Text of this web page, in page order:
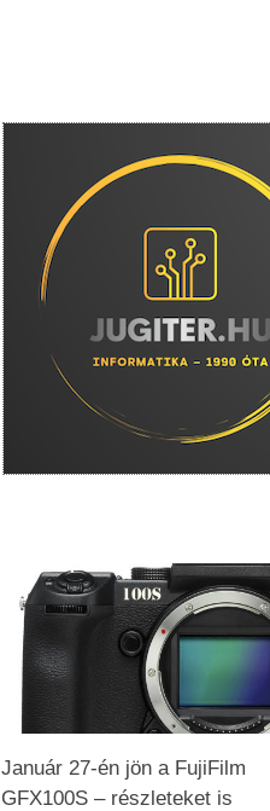
Január 27-én jön a FujiFilm
GFX100S – részleteket is